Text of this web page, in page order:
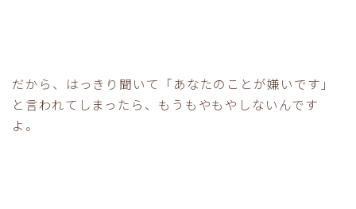
だから、はっきり聞いて「あなたのことが嫌いです」
と言われてしまったら、もうもやもやしないんです
よ。